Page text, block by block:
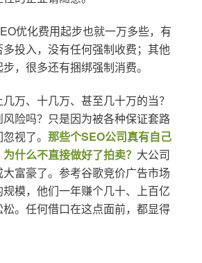
优化费用起步也就一万多些，有
投入，没有任何强制收费；其他
，很多还有捆绑强制消费。
万、十几万、甚至几十万的当？
险吗？只是因为被各种保证套路
视了。 那些个SEO公司真有自己
什么不直接做好了拍卖？ 大公司
富豪了。参考谷歌竞价广告市场
模，他们一年赚个几十、上百亿
。任何借口在这点面前，都显得